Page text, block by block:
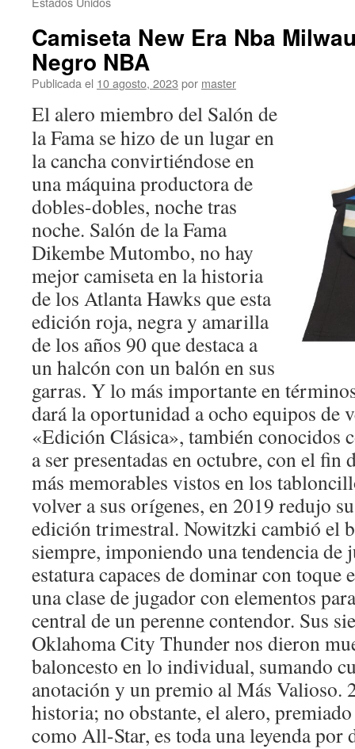
Camiseta New Era Nba
Negro NBA
Publicada el 10 agosto, 2023 por master
El alero miembro del Salón de
la Fama se hizo de un lugar en
la cancha convirtiéndose en
una máquina productora de
dobles-dobles, noche tras
noche. Salón de la Fama
Dikembe Mutombo, no hay
mejor camiseta en la historia
de los Atlanta Hawks que esta
edición roja, negra y amarilla
de los años 90 que destaca a
un halcón con un balón en sus
garras. Y lo más importante en
dará la oportunidad a ocho equipos de
«Edición Clásica», también conocidos
a ser presentadas en octubre, con el fin
más memorables vistos en los
volver a sus orígenes, en 2019 redujo
edición trimestral. Nowitzki cambió el
siempre, imponiendo una tendencia de
estatura capaces de dominar con toque
una clase de jugador con elementos
central de un perenne contendor. Sus
Oklahoma City Thunder nos dieron
baloncesto en lo individual, sumando
anotación y un premio al Más Valioso.
historia; no obstante, el alero, premiado
como All-Star, es toda una leyenda por